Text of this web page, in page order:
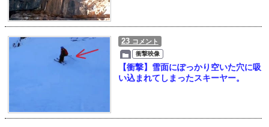
23 コメント
衝撃映像
【衝撃】雪面にぽっかり空いた穴に吸
い込まれてしまったスキーヤー。